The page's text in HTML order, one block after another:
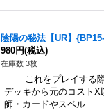
陰陽の秘法【UR】
980円(税込)
在庫数 3枚
これをプレイする際
デッキから元のコスト
師・カードやスペル…